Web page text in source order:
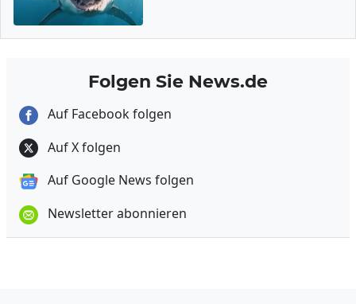
Folgen Sie News.de
Auf Facebook folgen
Auf X folgen
Auf Google News folgen
Newsletter abonnieren